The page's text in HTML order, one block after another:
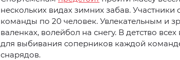
нескольких видах зимних забав. Участники
команды по 20 человек. Увлекательным и
валенках, волейбол на снегу. В детство
для выбивания соперников каждой
снарядов.